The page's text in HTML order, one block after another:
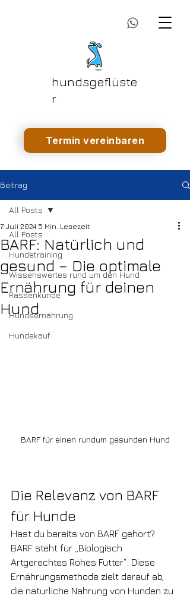
hundsgeflüste
r
Termin vereinbaren
Beitrag
All Posts
Hundetraining
Wissenswertes rund um den Hund
Rassenkunde
Hundeernährung
Hundekauf
All Posts
BARF: Natürlich und
gesund – Die optimale
Ernährung für deinen
Hund
7. Juli 2024 5 Min. Lesezeit
BARF für einen rundum gesunden Hund
Die Relevanz von BARF
für Hunde
Hast du bereits von BARF gehört?
BARF steht für „Biologisch
Artgerechtes Rohes Futter“. Diese
Ernährungsmethode zielt darauf ab,
die natürliche Nahrung von Hunden zu